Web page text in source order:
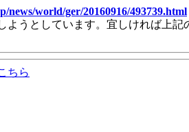
news/world/ger/20160916/493739.html
ようとしています。宜しければ上
ちら